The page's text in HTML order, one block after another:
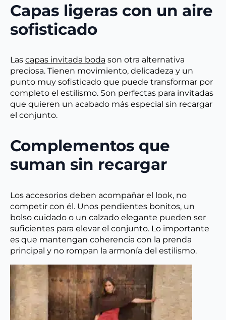
Capas ligeras con un aire
sofisticado
Las capas invitada boda son otra alternativa
preciosa. Tienen movimiento, delicadeza y un
punto muy sofisticado que puede transformar por
completo el estilismo. Son perfectas para invitadas
que quieren un acabado más especial sin recargar
el conjunto.
Complementos que
suman sin recargar
Los accesorios deben acompañar el look, no
competir con él. Unos pendientes bonitos, un
bolso cuidado o un calzado elegante pueden ser
suficientes para elevar el conjunto. Lo importante
es que mantengan coherencia con la prenda
principal y no rompan la armonía del estilismo.